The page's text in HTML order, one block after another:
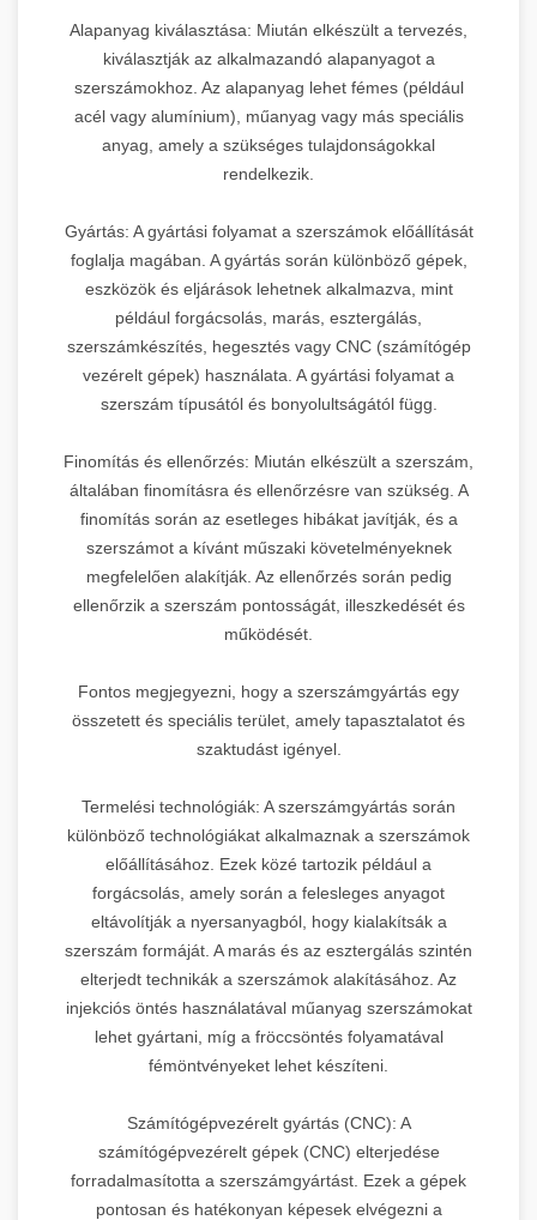
Alapanyag kiválasztása: Miután elkészült a tervezés,
kiválasztják az alkalmazandó alapanyagot a
szerszámokhoz. Az alapanyag lehet fémes (például
acél vagy alumínium), műanyag vagy más speciális
anyag, amely a szükséges tulajdonságokkal
rendelkezik.
Gyártás: A gyártási folyamat a szerszámok előállítását
foglalja magában. A gyártás során különböző gépek,
eszközök és eljárások lehetnek alkalmazva, mint
például forgácsolás, marás, esztergálás,
szerszámkészítés, hegesztés vagy CNC (számítógép
vezérelt gépek) használata. A gyártási folyamat a
szerszám típusától és bonyolultságától függ.
Finomítás és ellenőrzés: Miután elkészült a szerszám,
általában finomításra és ellenőrzésre van szükség. A
finomítás során az esetleges hibákat javítják, és a
szerszámot a kívánt műszaki követelményeknek
megfelelően alakítják. Az ellenőrzés során pedig
ellenőrzik a szerszám pontosságát, illeszkedését és
működését.
Fontos megjegyezni, hogy a szerszámgyártás egy
összetett és speciális terület, amely tapasztalatot és
szaktudást igényel.
Termelési technológiák: A szerszámgyártás során
különböző technológiákat alkalmaznak a szerszámok
előállításához. Ezek közé tartozik például a
forgácsolás, amely során a felesleges anyagot
eltávolítják a nyersanyagból, hogy kialakítsák a
szerszám formáját. A marás és az esztergálás szintén
elterjedt technikák a szerszámok alakításához. Az
injekciós öntés használatával műanyag szerszámokat
lehet gyártani, míg a fröccsöntés folyamatával
fémöntvényeket lehet készíteni.
Számítógépvezérelt gyártás (CNC): A
számítógépvezérelt gépek (CNC) elterjedése
forradalmasította a szerszámgyártást. Ezek a gépek
pontosan és hatékonyan képesek elvégezni a